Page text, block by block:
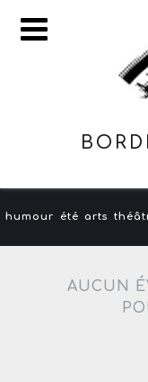
humour été arts
AUCUN